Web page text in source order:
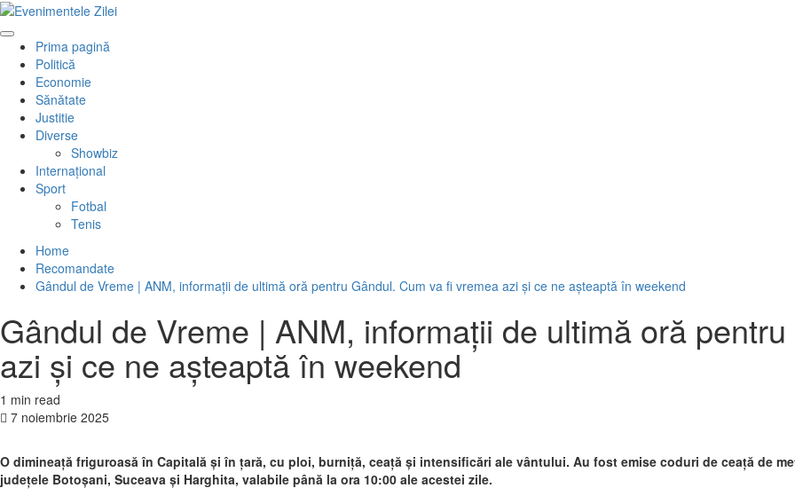
Mergi
conţinut.
Primary
Menu
Prima pagină
Politică
Economie
Sănătate
Justitie
Diverse
Showbiz
Internaţional
Sport
Fotbal
Tenis
Home
Recomandate
Gândul de Vreme | ANM, informații de ultimă oră pentru Gândul. Cum va fi vremea azi și ce ne așteaptă în weekend
Gândul de Vreme | ANM, informații de ultimă oră
azi și ce ne așteaptă în weekend
1 min read
7 noiembrie 2025
O dimineață friguroasă în Capitală și în țară, cu ploi, burniță, ceață și intensificări ale vântului. Au fost emise coduri de ceață de
județele Botoșani, Suceava și Harghita, valabile până la ora 10:00 ale acestei zile.